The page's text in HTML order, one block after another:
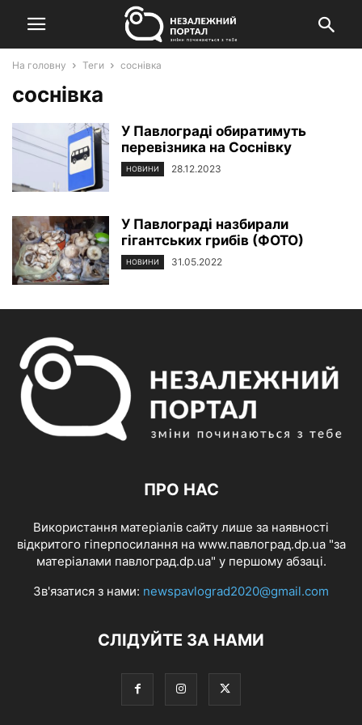
На головну Теги соснівка
соснівка
У Павлограді обиратимуть
перевізника на Соснівку
НОВИНИ 28.12.2023
У Павлограді назбирали
гігантських грибів (ФОТО)
НОВИНИ 31.05.2022
ПРО НАС
Використання матеріалів сайту лише за наявності
відкритого гіперпосилання на www.павлоград.dp.ua "за
матеріалами павлоград.dp.ua" у першому абзаці.
Зв'язатися з нами: newspavlograd2020@gmail.com
СЛІДУЙТЕ ЗА НАМИ